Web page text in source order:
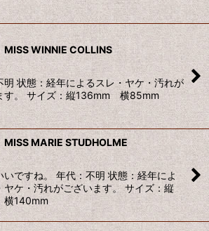
WINNIE COLLINS
明 状態：経年によるスレ・ヤケ・汚れが
す。 サイズ：縦136mm 横85mm
MARIE STUDHOLME
いですね。 年代：不明 状態：経年によ
ヤケ・汚れがございます。 サイズ：縦
140mm